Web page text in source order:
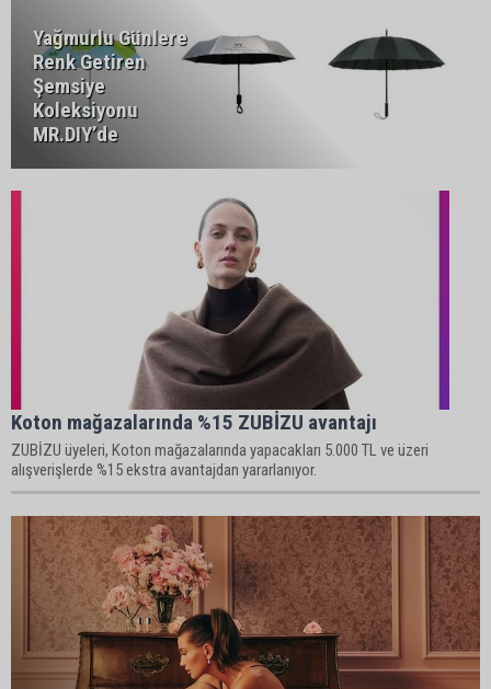
Yağmurlu Günlere
Renk Getiren
Şemsiye
Koleksiyonu
MR.DIY’de
Koton mağazalarında %15 ZUBİZU avantajı
ZUBİZU üyeleri, Koton mağazalarında yapacakları 5.000 TL ve üzeri
alışverişlerde %15 ekstra avantajdan yararlanıyor.